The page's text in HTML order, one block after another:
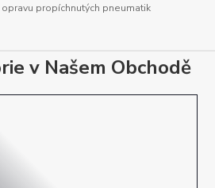
propíchnutých pneumatik
v Našem Obchodě